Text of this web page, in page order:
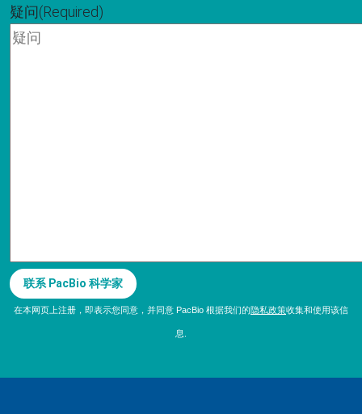
疑问(Required)
联系 PacBio 科学家
在本网页上注册，即表示您同意，并同意 PacBio 根据我们的隐私政策收集和使用该信
息.